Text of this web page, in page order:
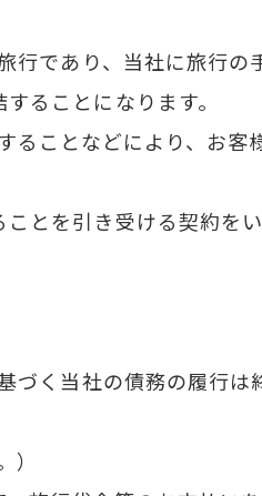
行であり、当社に旅行の
ることになります。
ることなどにより、お客
とを引き受ける契約を
づく当社の債務の履行は